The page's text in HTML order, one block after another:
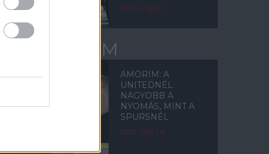
2026. máj. 07.
TOTTENHAM
AMORIM: A
UNITEDNÉL
NAGYOBB A
NYOMÁS, MINT A
SPURSNÉL
2025. febr. 14.